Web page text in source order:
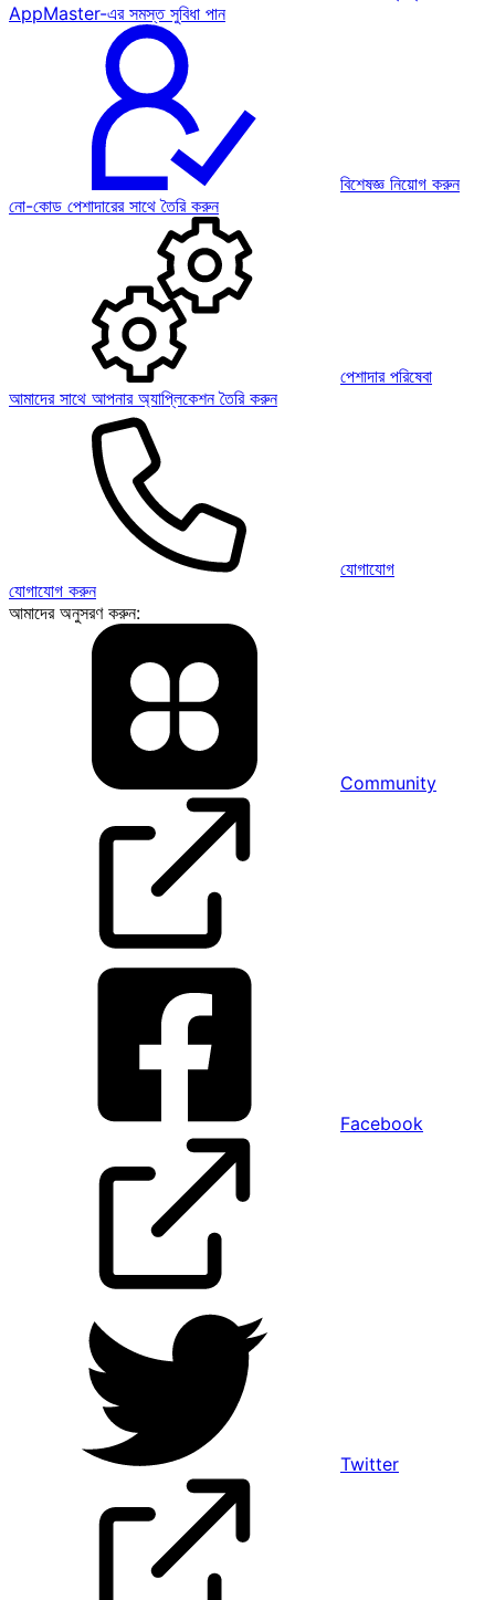
AppMaster-এর সমস্ত সুবিধা পান
বিশেষজ্ঞ নিয়োগ করুন
নো-কোড পেশাদারের সাথে তৈরি করুন
পেশাদার পরিষেবা
আমাদের সাথে আপনার অ্যাপ্লিকেশন তৈরি করুন
যোগাযোগ
যোগাযোগ করুন
আমাদের অনুসরণ করুন:
Community
Facebook
Twitter